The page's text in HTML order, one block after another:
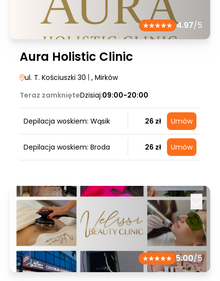
4.97/5
Aura Holistic Clinic
ul. T. Kościuszki 30 , Mirków
Teraz zamknięteDzisiaj:09:00-20:00
Depilacja woskiem: Wąsik 26 zł Umów
Depilacja woskiem: Broda 26 zł Umów
5.00/5